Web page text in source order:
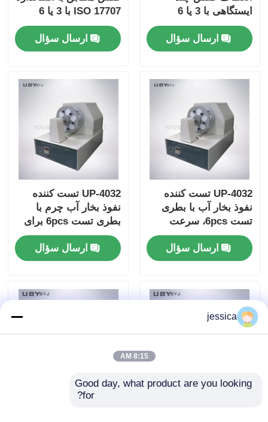
ایستگاهی با 3 یا 6
ایستگاه 90° ± 2° زاویه
خم و سرعت 125 - 150
cpm
ارسال سؤال
ISO 17707 با 3 یا 6
ایستگاه و سرعت خم
شدن 125-150 cpm
ارسال سؤال
UP-4032 تست کننده
نفوذ بخار آب با بطری
تست 6pcs، سرعت
حامل بطری 75 ± 5cpm
1 میلی متر برای چرم و
ارسال سؤال
UP-4032 تست کننده
نفوذ بخار آب چرم با
بطری تست 6pcs برای
کفش EN ISO 20344
SATRA TM172 مطابقت
ارسال سؤال
jessica
8:15 AM
Good day, what product are you looking
for?